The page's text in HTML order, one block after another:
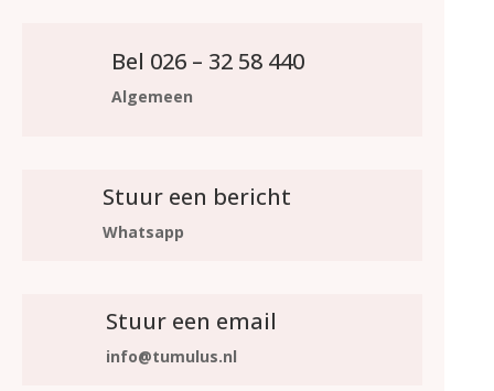
Bel 026 – 32 58 440
Algemeen
Stuur een bericht
Whatsapp
Stuur een email
info@tumulus.nl